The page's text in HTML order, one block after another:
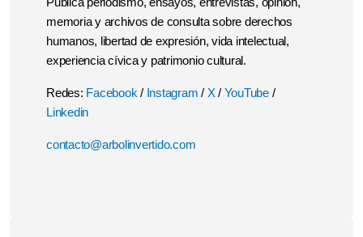
memoria y archivos de consulta sobre derechos
humanos, libertad de expresión, vida intelectual,
experiencia cívica y patrimonio cultural.
Redes: Facebook / Instagram / X/ YouTube /
Linkedin
contacto@arbolinvertido.com